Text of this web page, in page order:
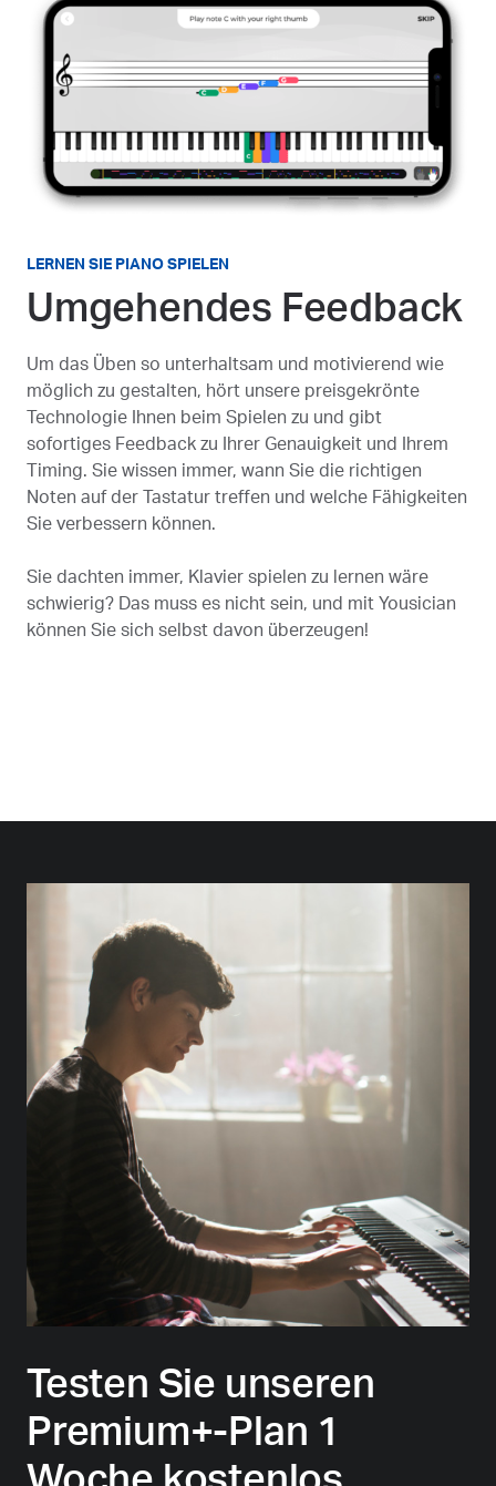
LERNEN SIE PIANO SPIELEN
Umgehendes Feedback
Um das Üben so unterhaltsam und motivierend wie
möglich zu gestalten, hört unsere preisgekrönte
Technologie Ihnen beim Spielen zu und gibt
sofortiges Feedback zu Ihrer Genauigkeit und Ihrem
Timing. Sie wissen immer, wann Sie die richtigen
Noten auf der Tastatur treffen und welche Fähigkeiten
Sie verbessern können.
Sie dachten immer, Klavier spielen zu lernen wäre
schwierig? Das muss es nicht sein, und mit Yousician
können Sie sich selbst davon überzeugen!
Testen Sie unseren
Premium+-Plan 1